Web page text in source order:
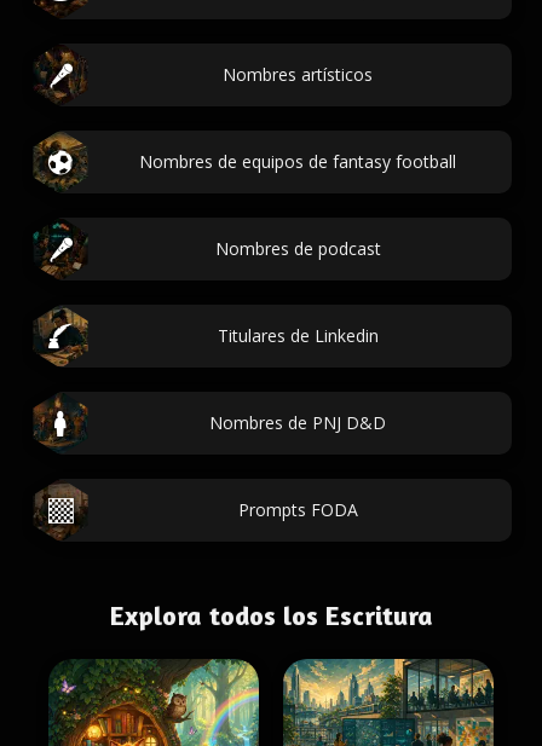
Nombres artísticos
Nombres de equipos de fantasy football
Nombres de podcast
Titulares de Linkedin
Nombres de PNJ D&D
Prompts FODA
Explora todos los Escritura